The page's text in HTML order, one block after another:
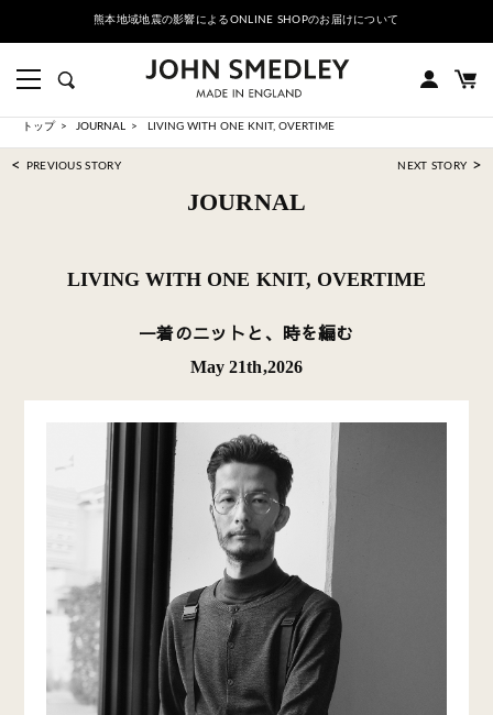
熊本地域地震の影響によるONLINE SHOPのお届けについて
トップ JOURNAL LIVING WITH ONE KNIT, OVERTIME
< PREVIOUS STORY NEXT STORY >
JOURNAL
LIVING WITH ONE KNIT, OVERTIME
一着のニットと、時を編む
May 21th,2026